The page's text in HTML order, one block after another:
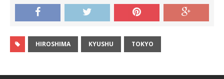
HIROSHIMA KYUSHU TOKYO